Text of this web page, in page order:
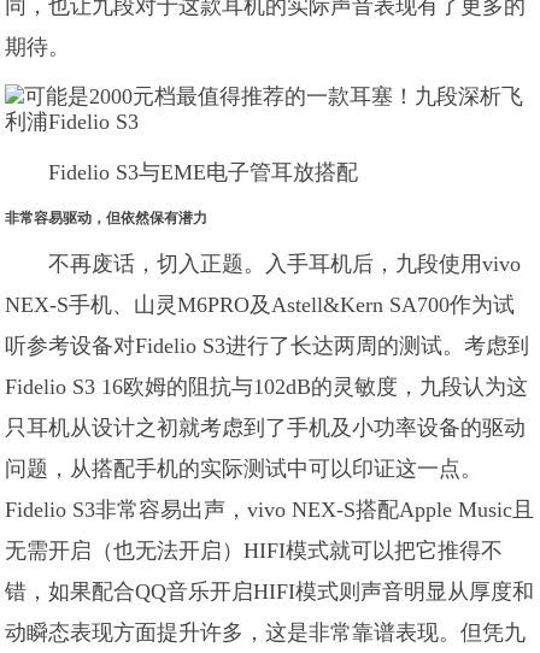
同，也让九段对于这款耳机的实际声音表现有了更多的
期待。
Fidelio S3与EME电子管耳放搭配
非常容易驱动，但依然保有潜力
不再废话，切入正题。入手耳机后，九段使用vivo
NEX-S手机、山灵M6PRO及Astell&Kern SA700作为试
听参考设备对Fidelio S3进行了长达两周的测试。考虑到
Fidelio S3 16欧姆的阻抗与102dB的灵敏度，九段认为这
只耳机从设计之初就考虑到了手机及小功率设备的驱动
问题，从搭配手机的实际测试中可以印证这一点。
Fidelio S3非常容易出声，vivo NEX-S搭配Apple Music且
无需开启（也无法开启）HIFI模式就可以把它推得不
错，如果配合QQ音乐开启HIFI模式则声音明显从厚度和
动瞬态表现方面提升许多，这是非常靠谱表现。但凭九